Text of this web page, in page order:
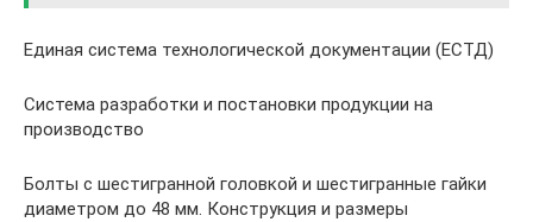
Единая система технологической документации (ЕСТД)
Система разработки и постановки продукции на
производство
Болты с шестигранной головкой и шестигранные гайки
диаметром до 48 мм. Конструкция и размеры